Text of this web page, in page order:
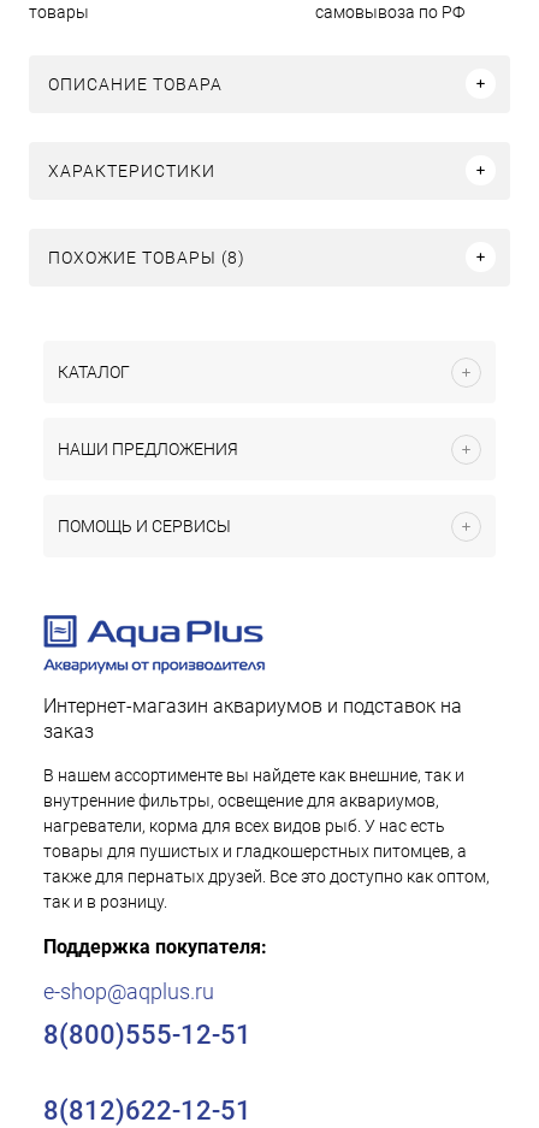
товары
самовывоза по РФ
ОПИСАНИЕ ТОВАРА
ХАРАКТЕРИСТИКИ
ПОХОЖИЕ ТОВАРЫ (8)
КАТАЛОГ
НАШИ ПРЕДЛОЖЕНИЯ
ПОМОЩЬ И СЕРВИСЫ
Интернет-магазин аквариумов и подставок на
заказ
В нашем ассортименте вы найдете как внешние, так и
внутренние фильтры, освещение для аквариумов,
нагреватели, корма для всех видов рыб. У нас есть
товары для пушистых и гладкошерстных питомцев, а
также для пернатых друзей. Все это доступно как оптом,
так и в розницу.
Поддержка покупателя:
e-shop@aqplus.ru
8(800)555-12-51
8(812)622-12-51